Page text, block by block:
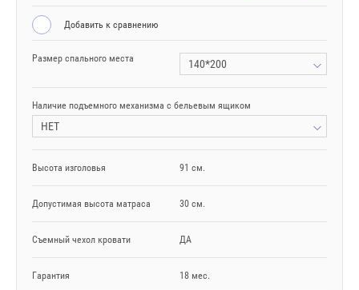
Добавить к сравнению
Размер спального места 140*200
Наличие подъемного механизма с бельевым ящиком
НЕТ
Высота изголовья 91 см.
Допустимая высота матраса 30 см.
Съемный чехол кровати ДА
Гарантия 18 мес.